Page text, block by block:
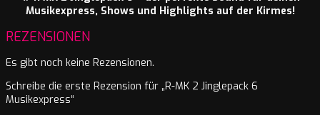
Musikexpress, Shows und Highlights auf der Kirmes!
REZENSIONEN
Es gibt noch keine Rezensionen.
Schreibe die erste Rezension für „R-MK 2 Jinglepack 6
Musikexpress“